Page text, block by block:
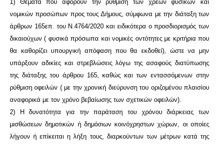
1) Θέματα που αφορούν την ρύθμιση των χρεών φυσικών και
νομικών προσώπων προς τους Δήμους, σύμφωνα με την διάταξη των
άρθρων 165επ. του Ν.4764/2020 και ειδικότερα ο προσδιορισμός των
δικαιούχων ( φυσικά πρόσωπα και νομικές οντότητες με κριτήρια που
θα καθορίζει υπουργική απόφαση που θα εκδοθεί), ώστε να μην
υπάρξουν αδικίες και στρεβλώσεις λόγω της ασαφούς διατύπωσης
της διάταξης του άρθρου 165, καθώς και των εντασσόμενων στην
ρύθμιση οφειλών ( με την χρονική διεύρυνση του οριζομένου πλαισίου
αναφορικά με τον χρόνο βεβαίωσης των σχετικών οφειλών).
2) Η δυνατότητα για την παράταση του χρόνου διάρκειας των
μισθώσεων δημοτικών ή δημόσιων κοινόχρηστων χώρων, οι οποίες
λήγουν ή επίκειται η λήξη τους, διαρκούντων των μέτρων κατά της